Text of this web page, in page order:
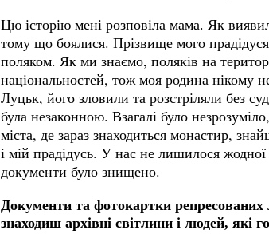
Цю історію мені розповіла мама. Як
тому що боялися. Прізвище мого
поляком. Як ми знаємо, поляків на
національностей, тож моя родина нікому
Луцьк, його зловили та розстріляли без
була незаконною. Взагалі було
міста, де зараз знаходиться монастир,
і мій прадідусь. У нас не лишилося жодної
документи було знищено.
Документи та фотокартки
знаходиш архівні світлини і людей, які